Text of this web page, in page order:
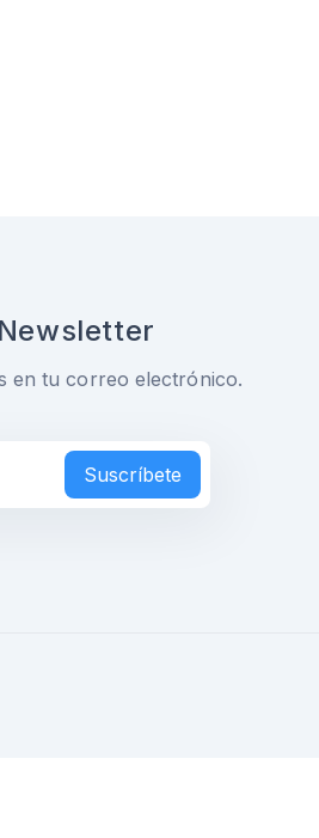
en tu correo electrónico.
Suscríbete